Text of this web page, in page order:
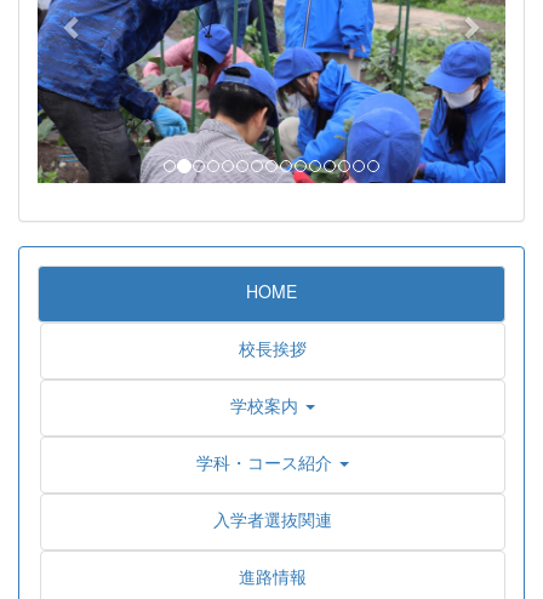
o
u
s
HOME
校長挨拶
学校案内
学科・コース紹介
入学者選抜関連
進路情報